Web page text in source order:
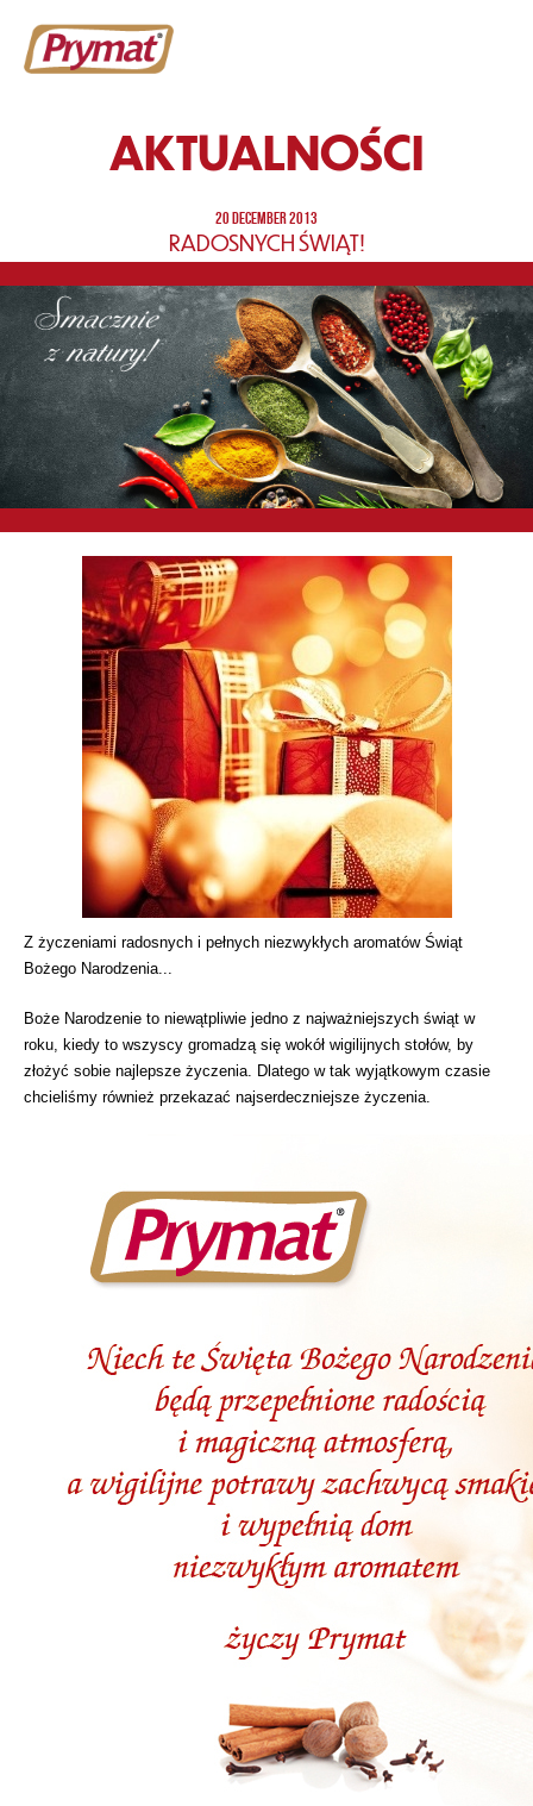
AKTUALNOŚCI
20 DECEMBER 2013
RADOSNYCH ŚWIĄT!
Z życzeniami radosnych i pełnych niezwykłych aromatów Świąt
Bożego Narodzenia...
Boże Narodzenie to niewątpliwie jedno z najważniejszych świąt w
roku, kiedy to wszyscy gromadzą się wokół wigilijnych stołów, by
złożyć sobie najlepsze życzenia. Dlatego w tak wyjątkowym czasie
chcieliśmy również przekazać najserdeczniejsze życzenia.